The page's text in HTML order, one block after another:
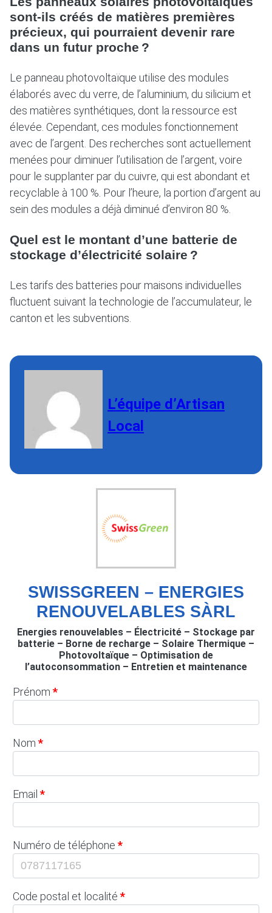
sont-ils créés de matières premières
précieux, qui pourraient devenir rare
dans un futur proche ?
Le panneau photovoltaïque utilise des modules
élaborés avec du verre, de l’aluminium, du silicium et
des matières synthétiques, dont la ressource est
élevée. Cependant, ces modules fonctionnement
avec de l’argent. Des recherches sont actuellement
menées pour diminuer l’utilisation de l’argent, voire
pour le supplanter par du cuivre, qui est abondant et
recyclable à 100 %. Pour l’heure, la portion d’argent au
sein des modules a déjà diminué d’environ 80 %.
Quel est le montant d’une batterie de
stockage d’électricité solaire ?
Les tarifs des batteries pour maisons individuelles
fluctuent suivant la technologie de l’accumulateur, le
canton et les subventions.
L’équipe d’Artisan
Local
SWISSGREEN – ENERGIES
RENOUVELABLES SÀRL
Energies renouvelables – Électricité – Stockage par
batterie – Borne de recharge – Solaire Thermique –
Photovoltaïque – Optimisation de
l’autoconsommation – Entretien et maintenance
Prénom
Nom
Email
Numéro de téléphone
Code postal et localité